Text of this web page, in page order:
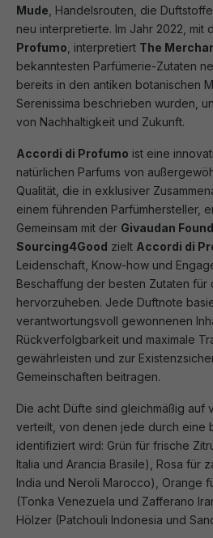
Mude , Handelsrouten, die
neu interpretierte. Im Jahr 2022, mit
Profumo , interpretiert The
bekanntesten Parfümerie-Zutaten
bereits in den antiken botanischen
Serenissima beschrieben wurden,
von Nachhaltigkeit und Zukunft.
Accordi di Profumo ist eine
natürlichen Parfums von
Qualität, die in exklusiver
einem führenden Parfümhersteller,
Gemeinsam mit der Givaudan
Sourcing4Good zielt Accordi di
Leidenschaft, Know-how und
Beschaffung der besten Zutaten für
hervorzuheben. Jede Duftnote
verantwortungsvoll gewonnenen
Rückverfolgbarkeit und maximale
gewährleisten und zur
Gemeinschaften beitragen.
Die acht Düfte sind gleichmäßig auf
verteilt, von denen jede durch eine
identifiziert wird: Grün für frische
Italia und Arancia Brasile), Rosa für
India und Neroli Marocco), Orange
(Tonka Venezuela und Zafferano
Hölzer (Patchouli Indonesia und